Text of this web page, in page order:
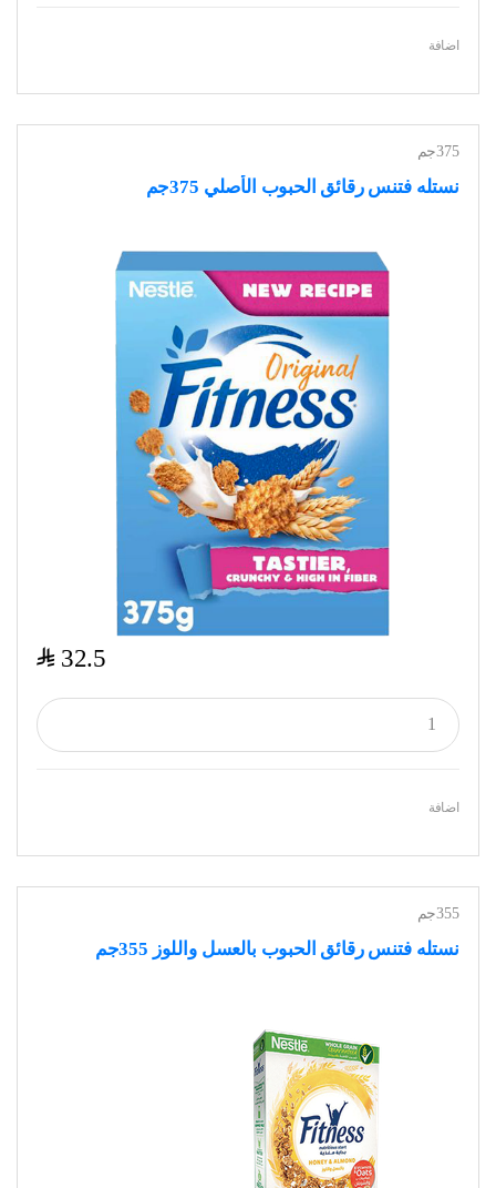
اضافة
375جم
نستله فتنس رقائق الحبوب الأصلي 375جم
32.5
$
اضافة
355جم
نستله فتنس رقائق الحبوب بالعسل واللوز 355جم